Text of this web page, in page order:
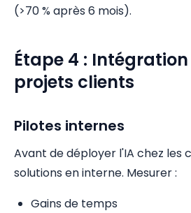
(>70 % après 6 mois).
Étape 4 :
projets clients
Pilotes internes
Avant de déployer l'IA chez les
solutions en interne. Mesurer :
Gains de temps